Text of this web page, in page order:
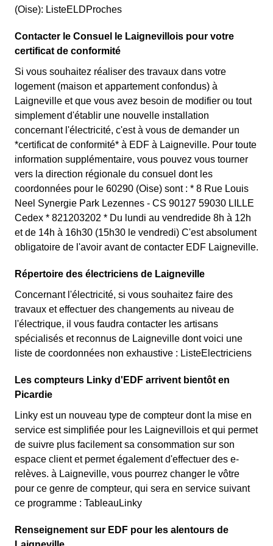
(Oise): ListeELDProches
Contacter le Consuel le Laignevillois pour votre
certificat de conformité
Si vous souhaitez réaliser des travaux dans votre
logement (maison et appartement confondus) à
Laigneville et que vous avez besoin de modifier ou tout
simplement d'établir une nouvelle installation
concernant l'électricité, c'est à vous de demander un
*certificat de conformité* à EDF à Laigneville. Pour toute
information supplémentaire, vous pouvez vous tourner
vers la direction régionale du consuel dont les
coordonnées pour le 60290 (Oise) sont : * 8 Rue Louis
Neel Synergie Park Lezennes - CS 90127 59030 LILLE
Cedex * 821203202 * Du lundi au vendredide 8h à 12h
et de 14h à 16h30 (15h30 le vendredi) C'est absolument
obligatoire de l'avoir avant de contacter EDF Laigneville.
Répertoire des électriciens de Laigneville
Concernant l'électricité, si vous souhaitez faire des
travaux et effectuer des changements au niveau de
l'électrique, il vous faudra contacter les artisans
spécialisés et reconnus de Laigneville dont voici une
liste de coordonnées non exhaustive : ListeElectriciens
Les compteurs Linky d'EDF arrivent bientôt en
Picardie
Linky est un nouveau type de compteur dont la mise en
service est simplifiée pour les Laignevillois et qui permet
de suivre plus facilement sa consommation sur son
espace client et permet également d'effectuer des e-
relèves. à Laigneville, vous pourrez changer le vôtre
pour ce genre de compteur, qui sera en service suivant
ce programme : TableauLinky
Renseignement sur EDF pour les alentours de